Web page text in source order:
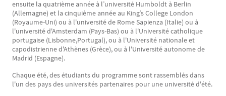
ensuite la quatrième année à l’université Humboldt à Berlin
(Allemagne) et la cinquième année au King’s College London
(Royaume-Uni) ou à l'université de Rome Sapienza (Italie) ou à
l'université d'Amsterdam (Pays-Bas) ou à l'Université catholique
portugaise (Lisbonne,Portugal), ou à l'Université nationale et
capodistrienne d'Athènes (Grèce), ou à l'Université autonome de
Madrid (Espagne).
Chaque été, des étudiants du programme sont rassemblés dans
l'un des pays des universités partenaires pour une université d'été.